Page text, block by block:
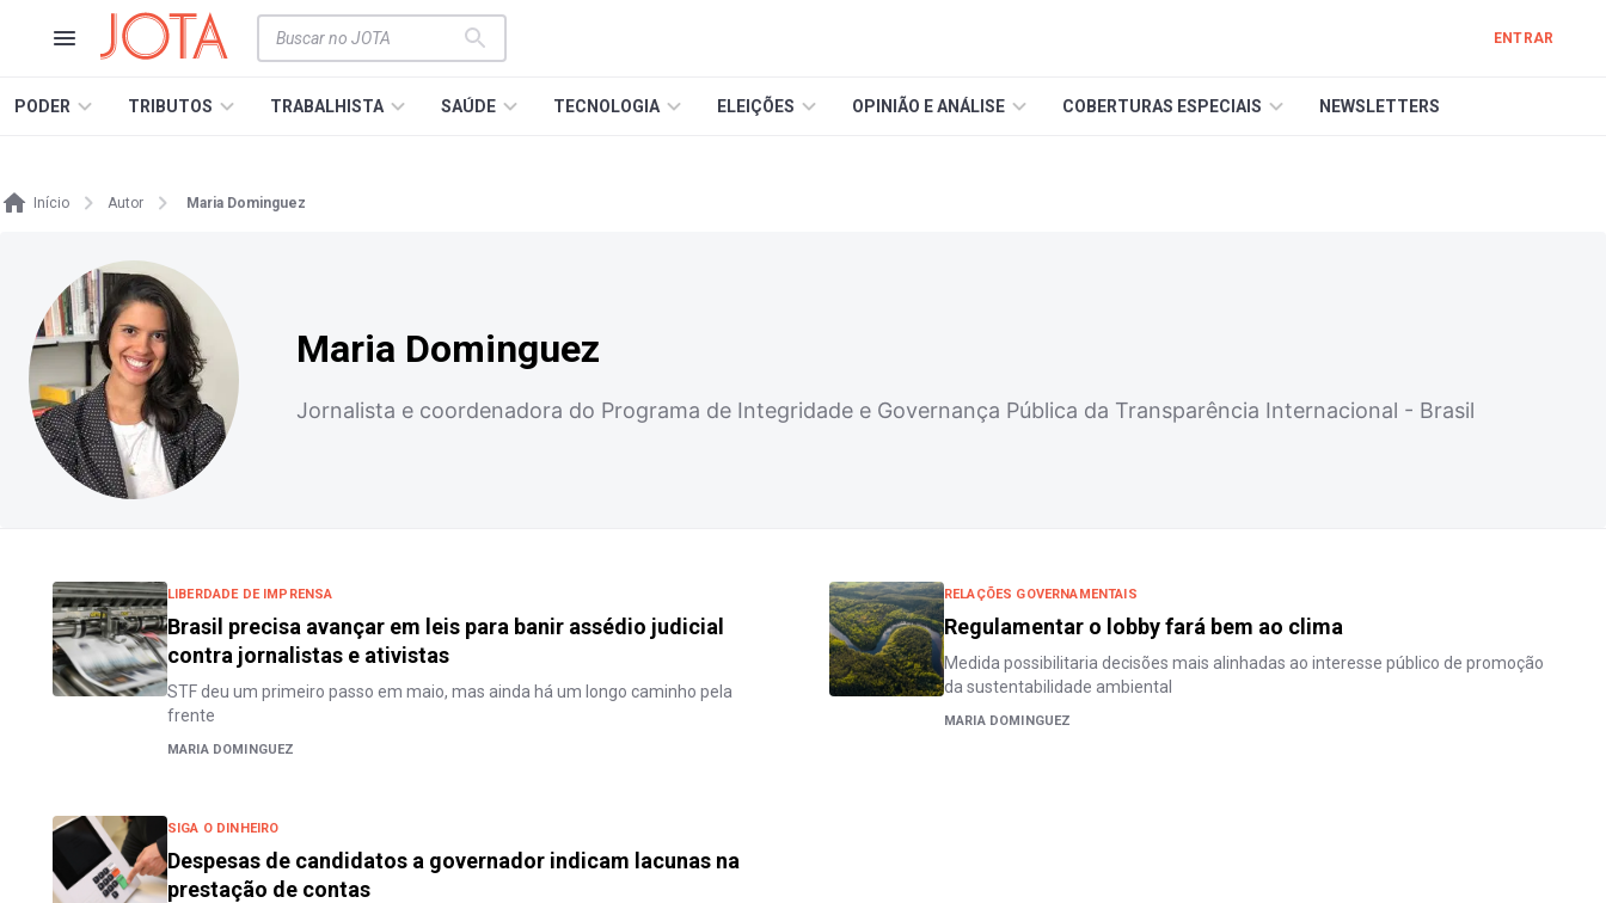
ENTRAR
PODER TRIBUTOS TRABALHISTA SAÚDE TECNOLOGIA ELEIÇÕES OPINIÃO E ANÁLISE COBERTURAS ESPECIAIS NEWSLETTERS
Início Autor Maria Dominguez
Maria Dominguez
Jornalista e coordenadora do Programa de Integridade e Governança Pública da Transparência Internacional - Brasil
LIBERDADE DE IMPRENSA
Brasil precisa avançar em leis para banir assédio judicial
contra jornalistas e ativistas
STF deu um primeiro passo em maio, mas ainda há um longo caminho pela
frente
MARIA DOMINGUEZ
RELAÇÕES GOVERNAMENTAIS
Regulamentar o lobby fará bem ao clima
Medida possibilitaria decisões mais alinhadas ao interesse público de promoção
da sustentabilidade ambiental
MARIA DOMINGUEZ
SIGA O DINHEIRO
Despesas de candidatos a governador indicam lacunas na
prestação de contas